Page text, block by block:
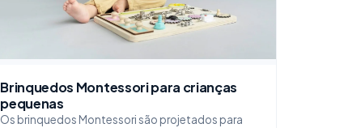
Brinquedos Montessori para crianças
pequenas
Os brinquedos Montessori são projetados para